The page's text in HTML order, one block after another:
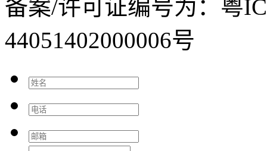
备案/许可证编号为：粤
44051402000006号